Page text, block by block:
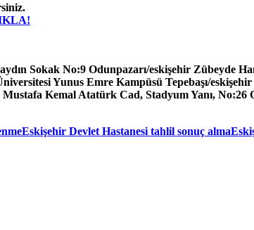
Sokak No:9 Odunpazarı/eskişehir Zübeyde
Yunus Emre Kampüsü Tepebaşı/
Kemal Atatürk Cad, Stadyum Yanı, No:26
Eskişehir Devlet Hastanesi tahlil sonuç alma